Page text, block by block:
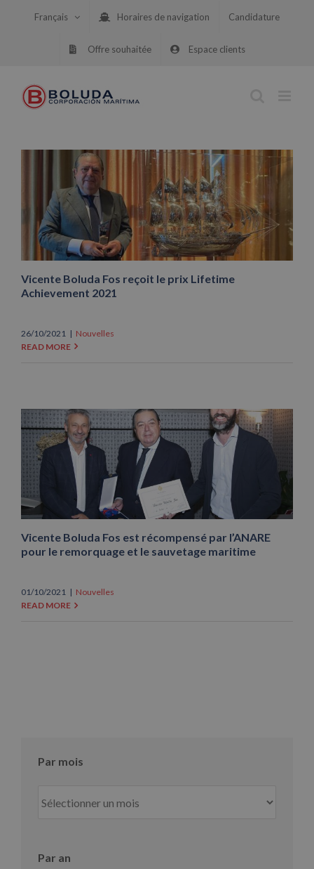
Français Horaires de navigation Candidature
Offre souhaitée Espace clients
Vicente Boluda Fos reçoit le prix Lifetime
Achievement 2021
26/10/2021 | Nouvelles
READ MORE
Vicente Boluda Fos est récompensé par l’ANARE
pour le remorquage et le sauvetage maritime
01/10/2021 | Nouvelles
READ MORE
Par mois
mois
Par an